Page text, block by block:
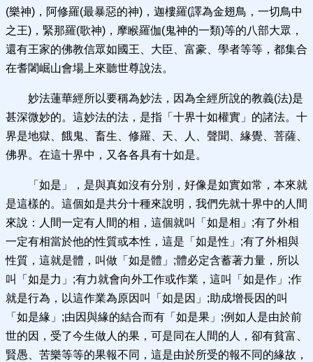
(樂神)，阿修羅(最暴惡的神)，迦樓羅(譯為金翅鳥，一切鳥中
之王)，緊那羅(歌神)，摩睺羅伽(鬼神的一類)等的八部大眾，
還有王家的佛教信眾如國王、大臣、富豪、學者等等，都集合
在耆闍崛山會場上來聽世尊說法。
妙法蓮華經所以要稱為妙法，因為全經所說的教義(法)是
甚深微妙的。這妙法的法，是指「十界十如權實」的諸法。十
界是地獄、餓鬼、畜生、修羅、天、人、聲聞、緣覺、菩薩、
佛界。在這十界中，又各各具有十如是。
「如是」，是與真如沒有分別，好像是如實如常，本來就
是這樣的。這個如是共分十種來說明，我們先就十界中的人間
來說：人間一定有人間的相，這個就叫「如是相」;有了外相
一定有相當於他的性質或本性，這是「如是性」;有了外相與
性質，這就是體，叫做「如是體」;體必定含蓄著力量，所以
叫「如是力」;有力就會向外工作或作業，這叫「如是作」;作
就是行為，以這作業為原因叫「如是因」;助成增長因的叫
「如是緣」;由因與緣的結合而有「如是果」;例如人是由於前
世的因，受了今生做人的果，可是同在人間的人，卻有貧富、
賢愚、苦樂等等的果報不同，這是由於所受的報不同的緣故，